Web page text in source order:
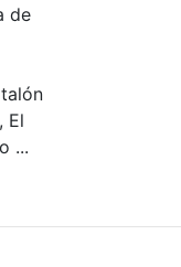
de
El
...